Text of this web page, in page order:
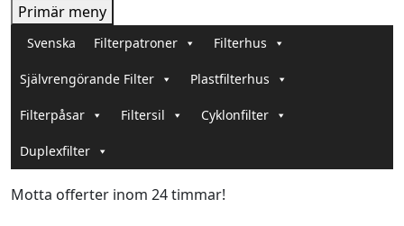
Primär meny
Svenska Filterpatroner Filterhus
Självrengörande Filter Plastfilterhus
Filterpåsar Filtersil Cyklonfilter
Duplexfilter
Motta offerter inom 24 timmar!